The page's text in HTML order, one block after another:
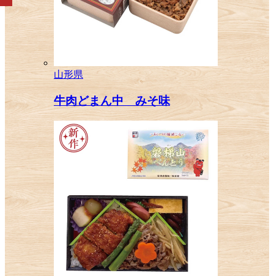
山形県
牛肉どまん中 みそ味